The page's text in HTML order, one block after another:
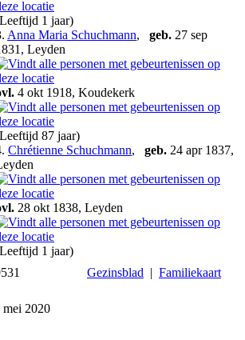
1 jaar)
Anna Maria Schuchmann, geb. 27 sep
Leyden
4 okt 1918, Koudekerk
87 jaar)
Chrétienne Schuchmann, geb. 24 apr 1837,
28 okt 1838, Leyden
1 jaar)
Gezinsblad | Familiekaart
mei 2020